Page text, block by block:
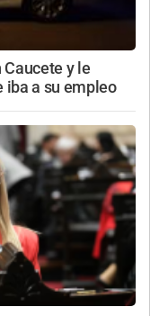
y le
iba a su empleo